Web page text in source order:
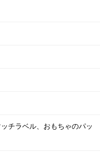
チラベル、おもちゃのパッ